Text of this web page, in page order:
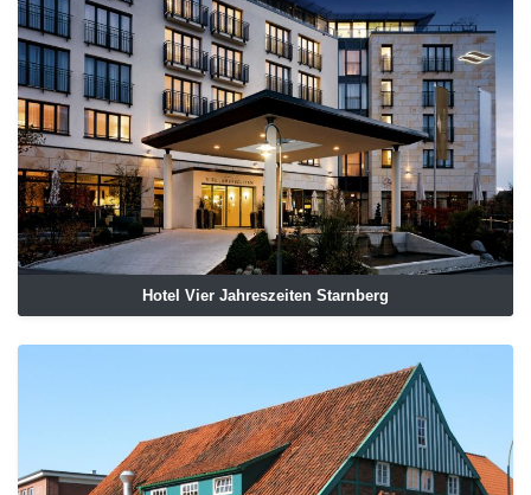
Hotel Vier Jahreszeiten Starnberg